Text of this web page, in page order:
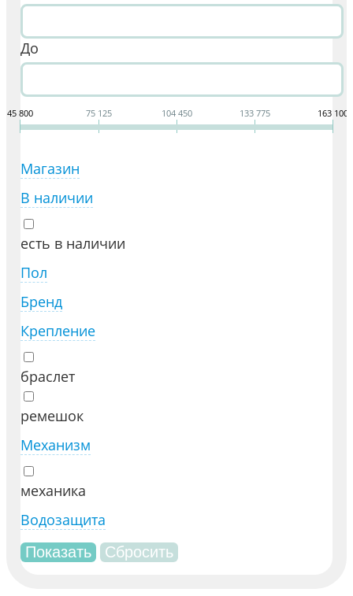
До
45 800 75 125 104 450 133 775 163 100
Магазин
В наличии
есть в наличии
Пол
Бренд
Крепление
браслет
ремешок
Механизм
механика
Водозащита